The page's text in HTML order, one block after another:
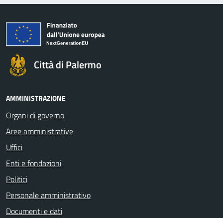
Città di Palermo
AMMINISTRAZIONE
Organi di governo
Aree amministrative
Uffici
Enti e fondazioni
Politici
Personale amministrativo
Documenti e dati